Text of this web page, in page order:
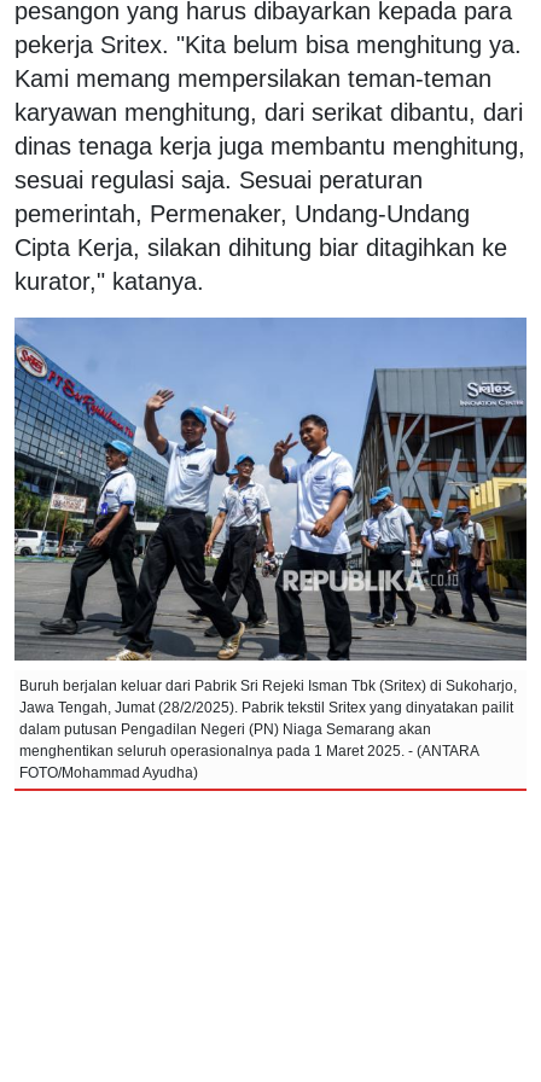
pesangon yang harus dibayarkan kepada para
pekerja Sritex. "Kita belum bisa menghitung ya.
Kami memang mempersilakan teman-teman
karyawan menghitung, dari serikat dibantu, dari
dinas tenaga kerja juga membantu menghitung,
sesuai regulasi saja. Sesuai peraturan
pemerintah, Permenaker, Undang-Undang
Cipta Kerja, silakan dihitung biar ditagihkan ke
kurator," katanya.
Buruh berjalan keluar dari Pabrik Sri Rejeki Isman Tbk (Sritex) di Sukoharjo,
Jawa Tengah, Jumat (28/2/2025). Pabrik tekstil Sritex yang dinyatakan pailit
dalam putusan Pengadilan Negeri (PN) Niaga Semarang akan
menghentikan seluruh operasionalnya pada 1 Maret 2025. - (ANTARA
FOTO/Mohammad Ayudha)